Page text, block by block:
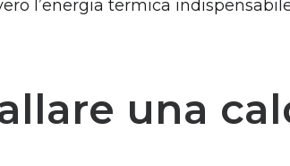
l’energia termica
una